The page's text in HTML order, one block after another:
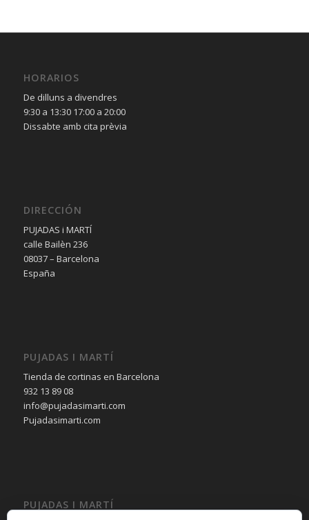
HORARIOS
De dilluns a divendres
9:30 a 13:30 17:00 a 20:00
Dissabte amb cita prèvia
DIRECCIÓN
PUJADAS i MARTÍ
calle Bailèn 236
08037 – Barcelona
España
PUJADAS I MARTÍ
Tienda de cortinas en Barcelona
932 13 89 08
info@pujadasimarti.com
Pujadasimarti.com
PUJADAS I MARTÍ